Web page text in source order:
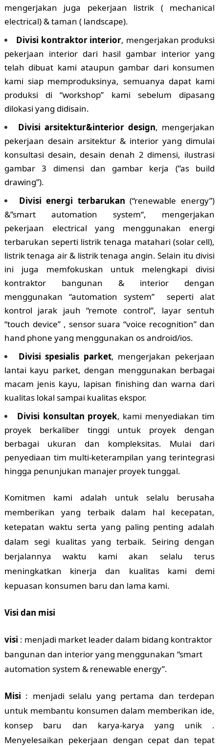
mengerjakan juga pekerjaan listrik ( mechanical
electrical) & taman ( landscape).
Divisi kontraktor interior, mengerjakan produksi
pekerjaan interior dari hasil gambar interior yang
telah dibuat kami ataupun gambar dari konsumen
kami siap memproduksinya, semuanya dapat kami
produksi di “workshop” kami sebelum dipasang
dilokasi yang didisain.
Divisi arsitektur&interior design, mengerjakan
pekerjaan desain arsitektur & interior yang dimulai
konsultasi desain, desain denah 2 dimensi, ilustrasi
gambar 3 dimensi dan gambar kerja (”as build
drawing”).
Divisi energi terbarukan (“renewable energy”)
&”smart automation system“, mengerjakan
pekerjaan electrical yang menggunakan energi
terbarukan seperti listrik tenaga matahari (solar cell),
listrik tenaga air & listrik tenaga angin. Selain itu divisi
ini juga memfokuskan untuk melengkapi divisi
kontraktor bangunan & interior dengan
menggunakan “automation system” seperti alat
kontrol jarak jauh “remote control”, layar sentuh
“touch device” , sensor suara “voice recognition” dan
hand phone yang menggunakan os android/ios.
Divisi spesialis parket, mengerjakan pekerjaan
lantai kayu parket, dengan menggunakan berbagai
macam jenis kayu, lapisan finishing dan warna dari
kualitas lokal sampai kualitas ekspor.
Divisi konsultan proyek, kami menyediakan tim
proyek berkaliber tinggi untuk proyek dengan
berbagai ukuran dan kompleksitas. Mulai dari
penyediaan tim multi-keterampilan yang terintegrasi
hingga penunjukan manajer proyek tunggal.
Komitmen kami adalah untuk selalu berusaha
memberikan yang terbaik dalam hal kecepatan,
ketepatan waktu serta yang paling penting adalah
dalam segi kualitas yang terbaik. Seiring dengan
berjalannya waktu kami akan selalu terus
meningkatkan kinerja dan kualitas kami demi
kepuasan konsumen baru dan lama kami.
Visi dan misi
visi : menjadi market leader dalam bidang kontraktor
bangunan dan interior yang menggunakan “smart
automation system & renewable energy”.
Misi : menjadi selalu yang pertama dan terdepan
untuk membantu konsumen dalam memberikan ide,
konsep baru dan karya-karya yang unik .
Menyelesaikan pekerjaan dengan cepat dan tepat